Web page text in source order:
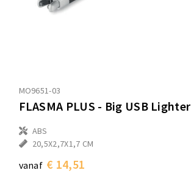
MO9651-03
FLASMA PLUS - Big USB Lighter
ABS
20,5X2,7X1,7 CM
vanaf € 14,51